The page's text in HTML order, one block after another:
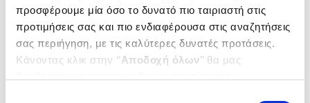
προσφέρουμε μία όσο το δυνατό πιο ταιριαστή στις
προτιμήσεις σας και πιο ενδιαφέρουσα στις αναζητήσεις
σας περιήγηση, με τις καλύτερες δυνατές προτάσεις.
Κάνοντας κλικ στην ‘’Αποδοχή όλων’’ θα μας